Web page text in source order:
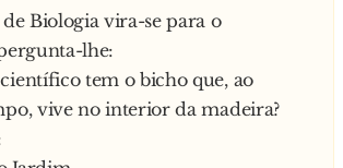
Biologia vira-se para o
lhe:
tem o bicho que, ao
vive no interior da madeira?